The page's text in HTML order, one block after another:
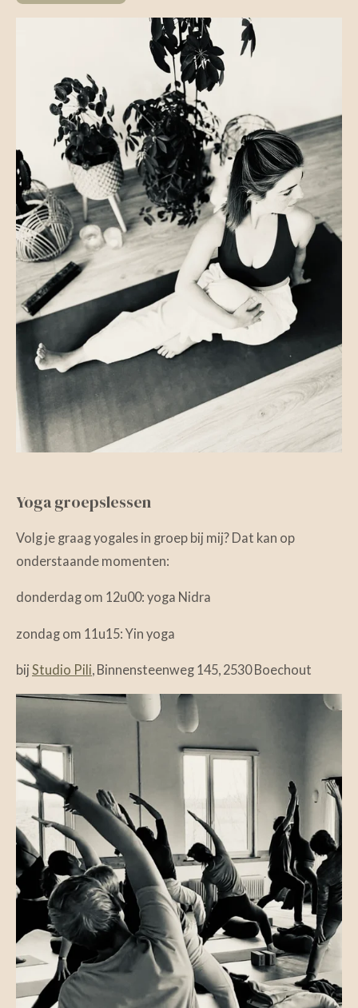
Yoga groepslessen
Volg je graag yogales in groep bij mij? Dat kan op
onderstaande momenten:
donderdag om 12u00: yoga Nidra
zondag om 11u15: Yin yoga
bij Studio Pili, Binnensteenweg 145, 2530 Boechout